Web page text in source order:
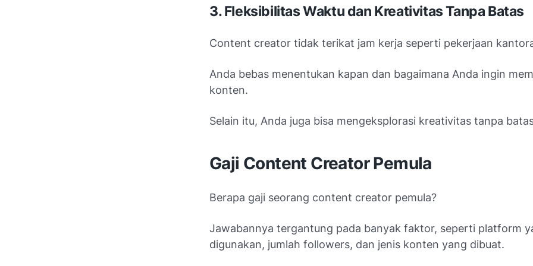
3. Fleksibilitas Waktu dan Kreativitas Tanpa Batas
Content creator tidak terikat jam kerja seperti pekerjaan
Anda bebas menentukan kapan dan bagaimana Anda ingin
konten.
Selain itu, Anda juga bisa mengeksplorasi kreativitas tanpa
Gaji Content Creator Pemula
Berapa gaji seorang content creator pemula?
Jawabannya tergantung pada banyak faktor, seperti platform
digunakan, jumlah followers, dan jenis konten yang dibuat.